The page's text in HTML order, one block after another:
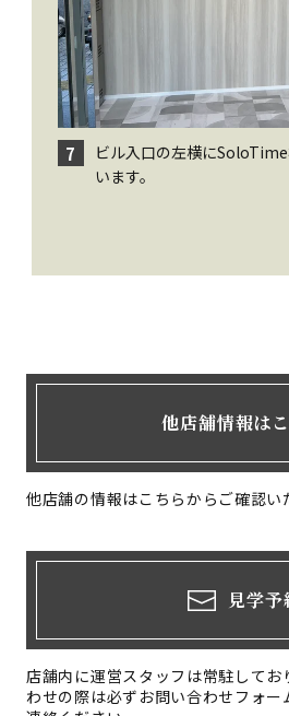
7
ビル入口の左横に
います。
他店舗情報は
他店舗の情報はこちらからご確認い
見学予
店舗内に運営スタッフは常駐して
わせの際は必ずお問い合わせフォ